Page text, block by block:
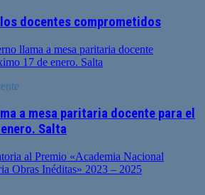
docentes comprometidos
a mesa paritaria docente para el
Salta